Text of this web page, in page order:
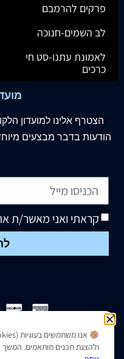
פרקים להרמבם
לב השמים-חנוכה
לאמונת עתנו-סט חי
כרכים
הצטרף אלינו למועדון
הודעות בדבר מבצעים
קראתי ואני מאשר/ת
הצהרת
ולהצגת תכנים מותאמים.